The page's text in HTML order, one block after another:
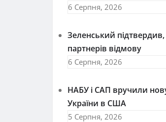
6 Серпня, 2026
Зеленський
партнерів відмову
6 Серпня, 2026
НАБУ і САП вручили
України в США
5 Серпня, 2026